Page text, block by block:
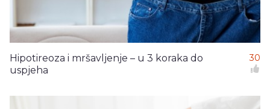
Hipotireoza i mršavljenje – u 3 koraka do
uspjeha
30